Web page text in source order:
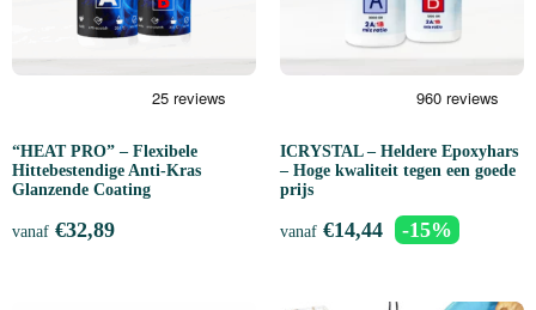
“HEAT PRO” – Flexibele
Hittebestendige Anti-Kras
Glanzende Coating
vanaf €32,89
ICRYSTAL – Heldere Epoxyhars
– Hoge kwaliteit tegen een goede
prijs
vanaf €14,44 -15%